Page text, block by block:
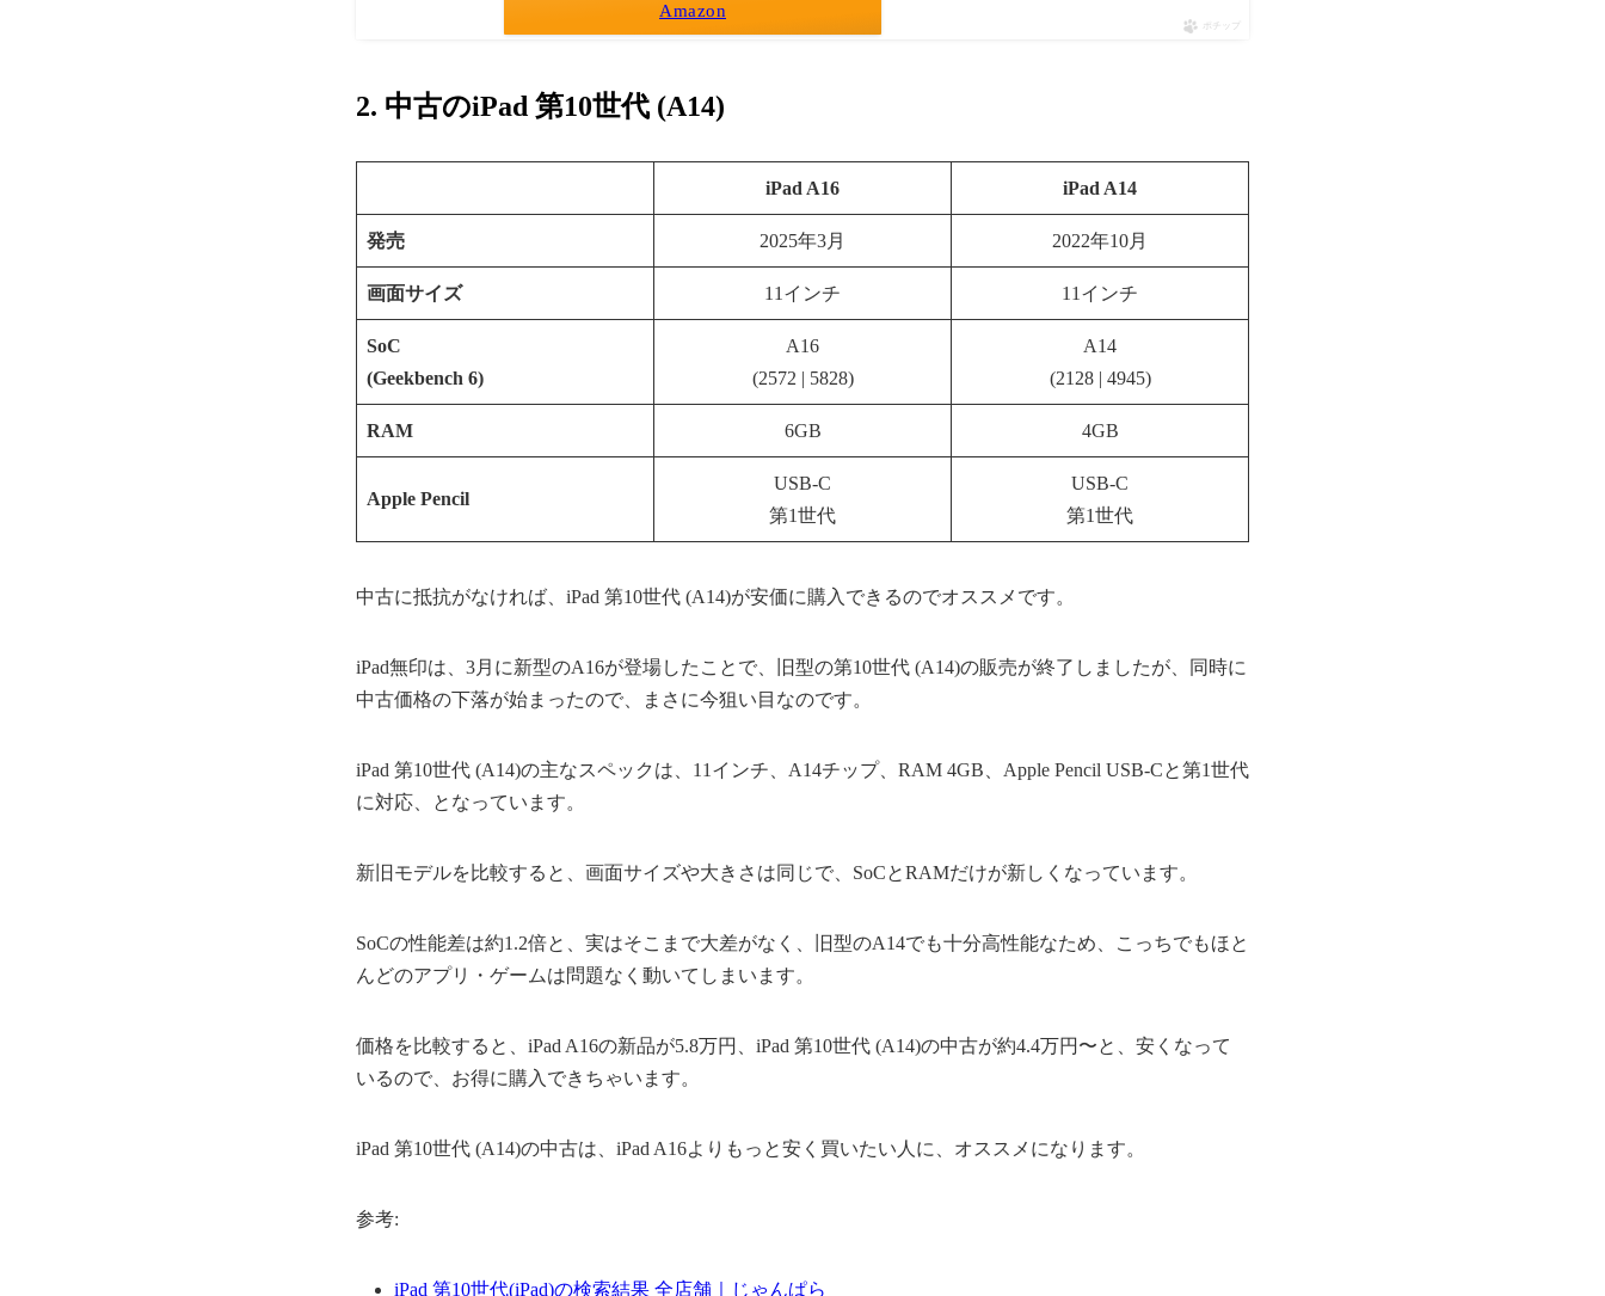
Amazon
ポチップ
2. 中古のiPad 第10世代 (A14)
iPad A16 iPad A14
発売 2025年3月 2022年10月
画面サイズ 11インチ 11インチ
SoC
(Geekbench 6)
A16
(2572 | 5828)
A14
(2128 | 4945)
RAM 6GB 4GB
Apple Pencil
USB-C
第1世代
USB-C
第1世代
中古に抵抗がなければ、iPad 第10世代 (A14)が安価に購入できるのでオススメです。
iPad無印は、3月に新型のA16が登場したことで、旧型の第10世代 (A14)の販売が終了しましたが、同時に
中古価格の下落が始まったので、まさに今狙い目なのです。
iPad 第10世代 (A14)の主なスペックは、11インチ、A14チップ、RAM 4GB、Apple Pencil USB-Cと第1世代
に対応、となっています。
新旧モデルを比較すると、画面サイズや大きさは同じで、SoCとRAMだけが新しくなっています。
SoCの性能差は約1.2倍と、実はそこまで大差がなく、旧型のA14でも十分高性能なため、こっちでもほと
んどのアプリ・ゲームは問題なく動いてしまいます。
価格を比較すると、iPad A16の新品が5.8万円、iPad 第10世代 (A14)の中古が約4.4万円〜と、安くなって
いるので、お得に購入できちゃいます。
iPad 第10世代 (A14)の中古は、iPad A16よりもっと安く買いたい人に、オススメになります。
参考:
iPad 第10世代(iPad)の検索結果 全店舗｜じゃんぱら